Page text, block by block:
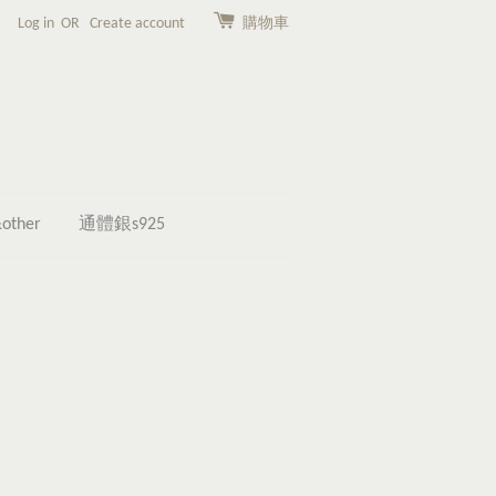
Log in OR Create account 購物車
通體銀s925